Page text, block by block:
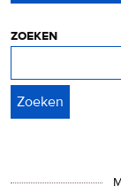
zoeken